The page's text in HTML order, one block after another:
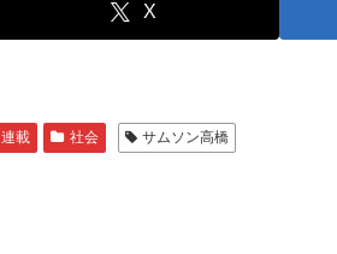
X
連載 社会 サムソン高橋